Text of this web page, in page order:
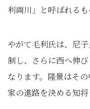
利両川」と呼ばれるも
やがて毛利氏は、尼
制し、さらに西へ伸
なります。隆景はそ
家の進路を決める知